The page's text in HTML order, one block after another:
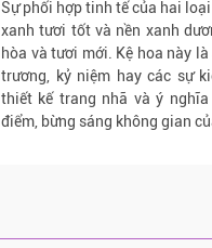
Sự phối hợp tinh tế của hai
xanh tươi tốt và nền xanh
hòa và tươi mới. Kệ hoa này
trương, kỷ niệm hay các sự
thiết kế trang nhã và ý
điểm, bừng sáng không gian